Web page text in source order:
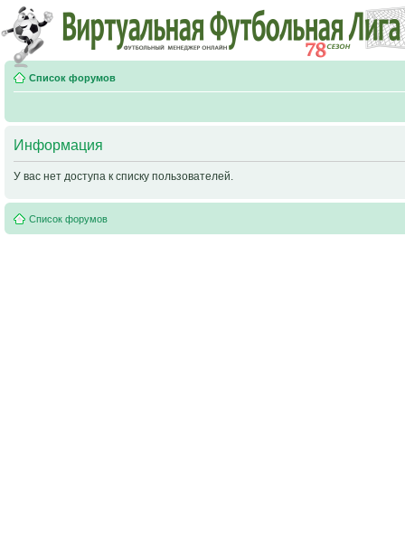
Список форумов
Информация
У вас нет доступа к списку пользователей.
Список форумов